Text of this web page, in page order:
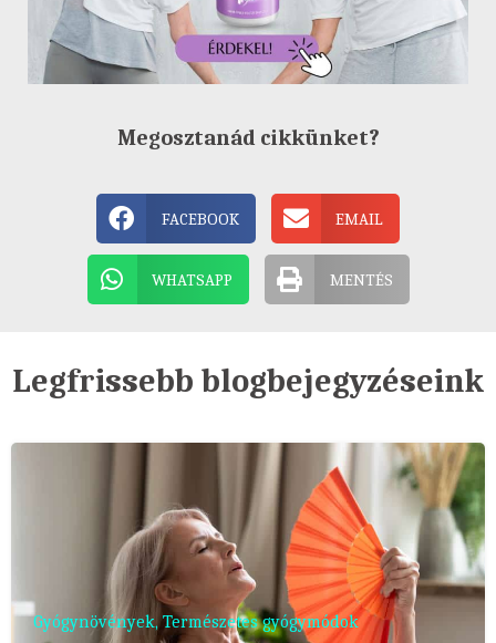
Megosztanád cikkünket?
FACEBOOK EMAIL
WHATSAPP MENTÉS
Legfrissebb blogbejegyzéseink
Gyógynövények,Természetes gyógymódok